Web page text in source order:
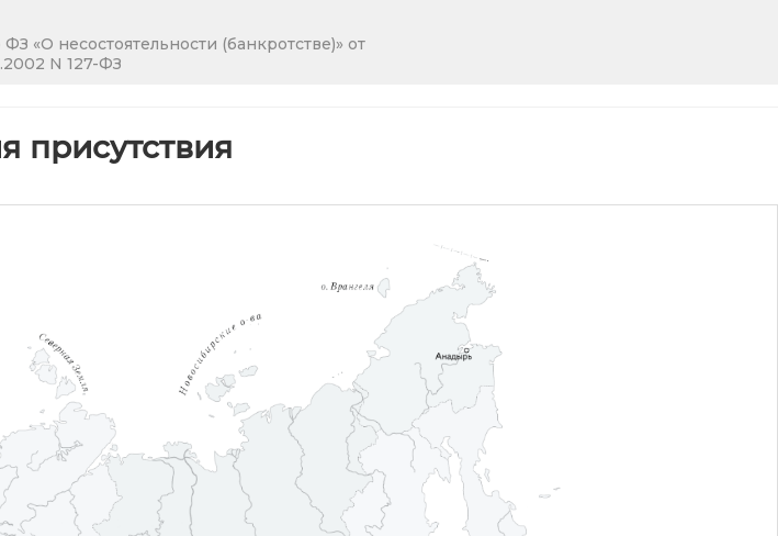
«О несостоятельности (банкротстве)» от
N 127-ФЗ
присутствия